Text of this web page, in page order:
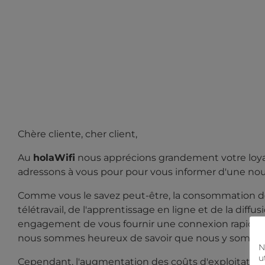
Chère cliente, cher client,
Au holaWifi nous apprécions grandement votre
adressons à vous pour pour vous informer d'une
Comme vous le savez peut-être, la consommation
télétravail, de l'apprentissage en ligne et de la
engagement de vous fournir une connexion
nous sommes heureux de savoir que nous y
Cependant, l'augmentation des coûts